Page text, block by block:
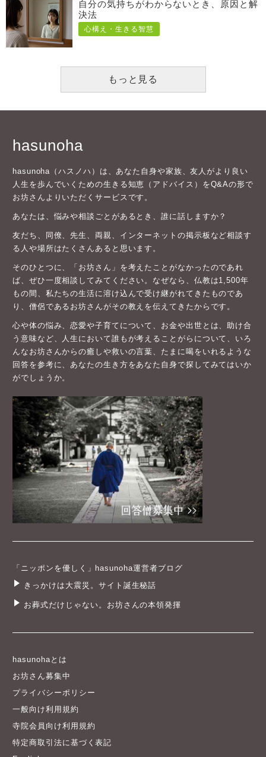
自分の気持ちがわからないとき、原因と解
決法
心構え・生きる智慧
もっと見る
hasunoha
hasunoha（ハスノハ）は、あなた自身や家族、友人がより良い
人生を歩んでいくための生きる知恵（アドバイス）をQ&Aの形で
お坊さんよりいただくサービスです。
あなたは、悩みや相談ごとがあるとき、誰に話しますか？
友だち、同僚、先生、両親、インターネットの掲示板など相談す
る人や場所はたくさんあると思います。
そのひとつに、「お坊さん」を考えたことがなかったのであれ
ば、ぜひ一度相談してみてください。なぜなら、仏教は1,500年
もの間、私たちの生活に溶け込んで受け継がれてきたものであ
り、僧侶であるお坊さんがその教えを伝えてきたからです。
心や体の悩み、恋愛や子育てについて、お金や出世とは、助け合
う意味など、人生において誰もが考えることがらについて、いろ
んなお坊さんからの癒しや救いの言葉、たまに喝をいれるような
回答を参考に、あなたの生き方をあなた自身で探してみてはいか
がでしょうか。
「ニッポンを優しく」hasunoha運営者ブログ
きっかけは大震災。サイト誕生秘話
お葬式だけじゃない。お坊さんの本領発揮
hasunohaとは
お坊さん募集中
プライバシーポリシー
一般向け利用規約
寺院会員向け利用規約
特定商取引法に基づく表記